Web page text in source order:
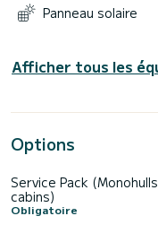
Panneau solaire
Afficher tous les
Options
Service Pack
cabins)
Obligatoire